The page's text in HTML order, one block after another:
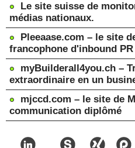
Le site suisse de
médias nationaux.
Pleeaase.com – le site
francophone d'inbound PR
myBuilderall4you.ch –
extraordinaire en un
mjccd.com – le site de
communication diplômé